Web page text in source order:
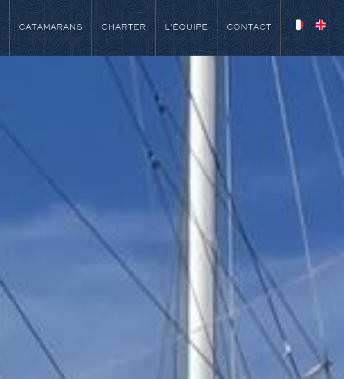
CATAMARANS CHARTER L'ÉQUIPE CONTACT